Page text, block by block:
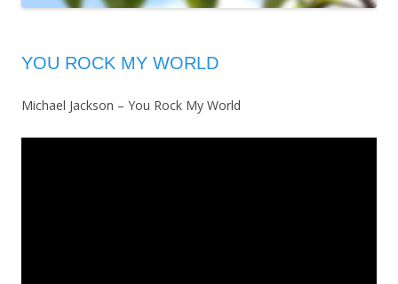
YOU ROCK MY WORLD
Michael Jackson – You Rock My World